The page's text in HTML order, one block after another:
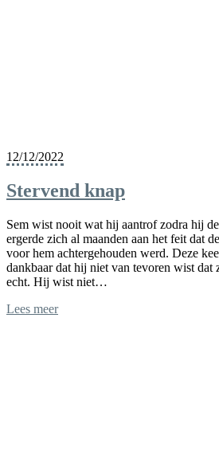
12/12/2022
Stervend knap
Sem wist nooit wat hij aantrof zodra hij
ergerde zich al maanden aan het feit dat
voor hem achtergehouden werd. Deze
dankbaar dat hij niet van tevoren wist dat
echt. Hij wist niet…
Lees meer